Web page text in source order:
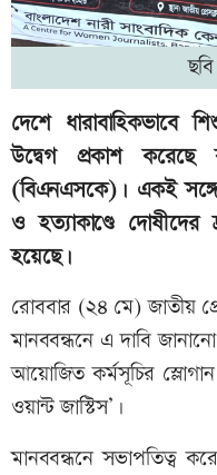
দেশে
উদ্বেগ প্রকাশ করেছে
(বিএনএসকে)। একই
ও হত্যাকাণ্ডে দোষীদের
হয়েছে।
রোববার (২৪ মে) জাতীয়
মানববন্ধনে এ দাবি
আয়োজিত কর্মসূচির
ওয়ান্ট জাস্টিস’।
মানববন্ধনে সভাপতিত্ব